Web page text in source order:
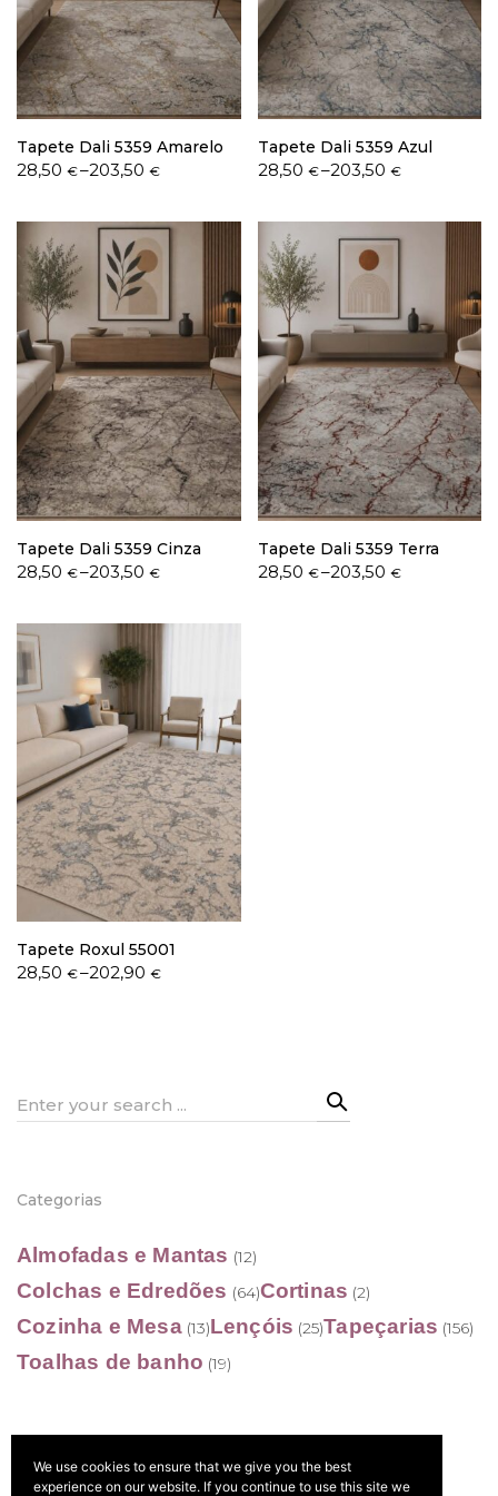
Política de Privacidade
Tapete Dali 5359 Amarelo
28,50 €–203,50€
Price
through
203,50 €
Tapete Dali 5359 Azul
28,50 €–203,50 €
Price
through
203,50 €
Tapete Dali 5359 Cinza
28,50 €–203,50€
Price
through
203,50 €
Tapete Dali 5359 Terra
28,50 €–203,50 €
Price
Tapete Roxul 55001
28,50 €–202,90€
Price
Search
Categorias
Almofadas e Mantas (12)
Colchas e Edredões (64)Cortinas (2)
Cozinha e Mesa (13)Lençóis (25)Tapeçarias (156)
Toalhas de banho (19)
Filtrar por preço
We use cookies to ensure that we give you the best
experience on our website. If you continue to use this site we